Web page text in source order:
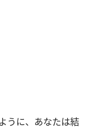
うに、あなたは結